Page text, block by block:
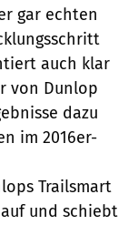
gar echten
auch klar
von Dunlop
dazu
im 2016er-
Trailsmart
und schiebt